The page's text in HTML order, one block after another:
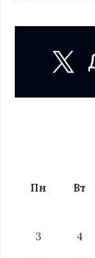
Пн Вт
3
4